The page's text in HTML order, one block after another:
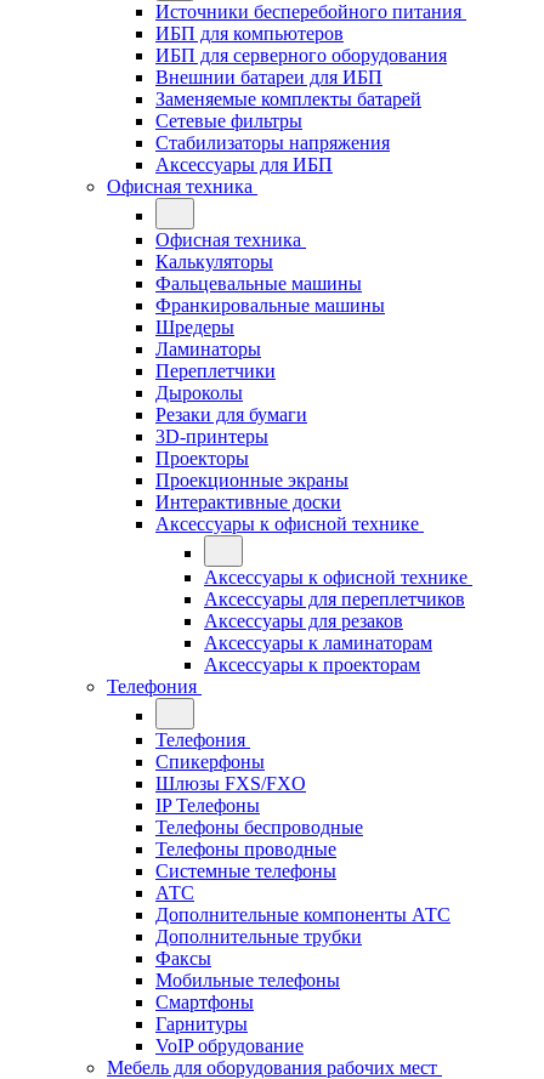
Источники бесперебойного питания
ИБП для компьютеров
ИБП для серверного оборудования
Внешнии батареи для ИБП
Заменяемые комплекты батарей
Сетевые фильтры
Стабилизаторы напряжения
Аксессуары для ИБП
Офисная техника
Офисная техника
Калькуляторы
Фальцевальные машины
Франкировальные машины
Шредеры
Ламинаторы
Переплетчики
Дыроколы
Резаки для бумаги
3D-принтеры
Проекторы
Проекционные экраны
Интерактивные доски
Аксессуары к офисной технике
Аксессуары к офисной технике
Аксессуары для переплетчиков
Аксессуары для резаков
Аксессуары к ламинаторам
Аксессуары к проекторам
Телефония
Телефония
Спикерфоны
Шлюзы FXS/FXO
IP Телефоны
Телефоны беспроводные
Телефоны проводные
Системные телефоны
АТС
Дополнительные компоненты АТС
Дополнительные трубки
Факсы
Мобильные телефоны
Смартфоны
Гарнитуры
VoIP обрудование
Мебель для оборудования рабочих мест